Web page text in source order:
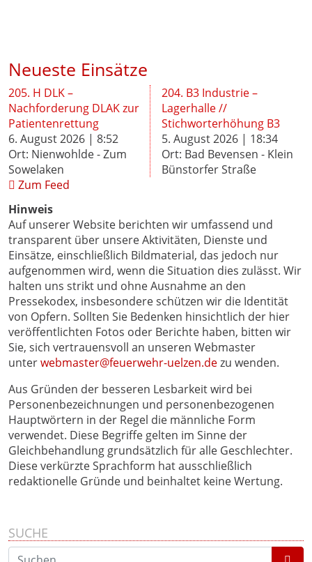
Neueste Einsätze
205. H DLK –
Nachforderung DLAK zur
Patientenrettung
6. August 2026 | 8:52
Ort: Nienwohlde - Zum
Sowelaken
204. B3 Industrie –
Lagerhalle //
Stichworterhöhung B3
5. August 2026 | 18:34
Ort: Bad Bevensen - Klein
Bünstorfer Straße
Zum Feed
Hinweis
Auf unserer Website berichten wir umfassend und
transparent über unsere Aktivitäten, Dienste und
Einsätze, einschließlich Bildmaterial, das jedoch nur
aufgenommen wird, wenn die Situation dies zulässt. Wir
halten uns strikt und ohne Ausnahme an den
Pressekodex, insbesondere schützen wir die Identität
von Opfern. Sollten Sie Bedenken hinsichtlich der hier
veröffentlichten Fotos oder Berichte haben, bitten wir
Sie, sich vertrauensvoll an unseren Webmaster
unterwebmaster@feuerwehr-uelzen.dezu wenden.
Aus Gründen der besseren Lesbarkeit wird bei
Personenbezeichnungen und personenbezogenen
Hauptwörtern in der Regel die männliche Form
verwendet. Diese Begriffe gelten im Sinne der
Gleichbehandlung grundsätzlich für alle Geschlechter.
Diese verkürzte Sprachform hat ausschließlich
redaktionelle Gründe und beinhaltet keine Wertung.
SUCHE
Suchen nach: